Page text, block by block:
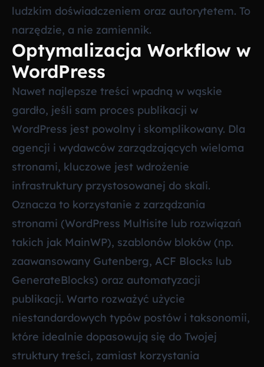
ludzkim doświadczeniem oraz autorytetem. To
narzędzie, a nie zamiennik.
Optymalizacja Workflow w
WordPress
Nawet najlepsze treści wpadną w wąskie
gardło, jeśli sam proces publikacji w
WordPress jest powolny i skomplikowany. Dla
agencji i wydawców zarządzających wieloma
stronami, kluczowe jest wdrożenie
infrastruktury przystosowanej do skali.
Oznacza to korzystanie z zarządzania
stronami (WordPress Multisite lub rozwiązań
takich jak MainWP), szablonów bloków (np.
zaawansowany Gutenberg, ACF Blocks lub
GenerateBlocks) oraz automatyzacji
publikacji. Warto rozważyć użycie
niestandardowych typów postów i taksonomii,
które idealnie dopasowują się do Twojej
struktury treści, zamiast korzystania